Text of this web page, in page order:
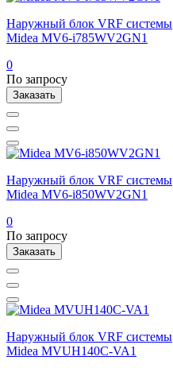
Наружный блок VRF системы
Midea MV6-i785WV2GN1
0
По запросу
Заказать
Наружный блок VRF системы
Midea MV6-i850WV2GN1
0
По запросу
Заказать
Наружный блок VRF системы
Midea MVUH140C-VA1